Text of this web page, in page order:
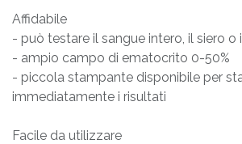
Affidabile
- può testare il sangue intero, il siero o
- ampio campo di ematocrito 0-50%
- piccola stampante disponibile per
immediatamente i risultati
Facile da utilizzare